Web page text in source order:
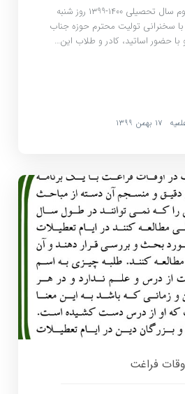
مراسم افتتاحیه ترم دوم سال تحصیلی ۱۴۰۰-۱۳۹۹ روز شنبه
مورخ ۴ بهمن ماه ۱۳۹۹ با سخنرانی تولیت محترم حوزه جناب
حضور اساتید، کادر و طلاب این…
۱۷ بهمن ۱۳۹۹
فراغت